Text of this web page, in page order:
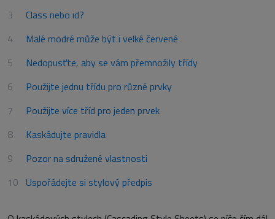
Class nebo id?
Malé modré může být i velké červené
Nedopusťte, aby se vám přemnožily třídy
Použijte jednu třídu pro různé prvky
Použijte více tříd pro jeden prvek
Kaskádujte pravidla
Pozor na sdružené vlastnosti
Uspořádejte si stylový předpis